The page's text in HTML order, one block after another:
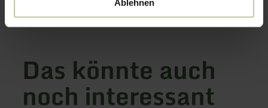
Ablehnen
Das könnte auch
noch interessant